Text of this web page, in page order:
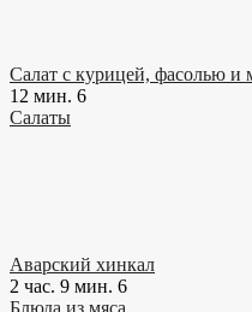
Салат с курицей, фасолью и
12 мин. 6
Салаты
Аварский хинкал
2 час. 9 мин. 6